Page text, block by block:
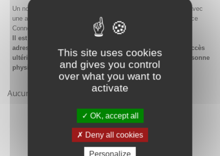
This site uses cookies
and gives you control
over what you want to
activate
OK, accept all
Deny all cookies
Personalize
Un nouveau compte doit être créé sur Démarches Simplifiées avec
une adresse email et un mot de passe, ou en passant par France
Connect.
Il est conseillé lors de la création du compte de saisir une
adresse email générique de l'organisme afin de garantir l'accès
ultérieur au compte même en cas de changement de la personne
physique gestionnaire.
Aucune démarche pour le moment